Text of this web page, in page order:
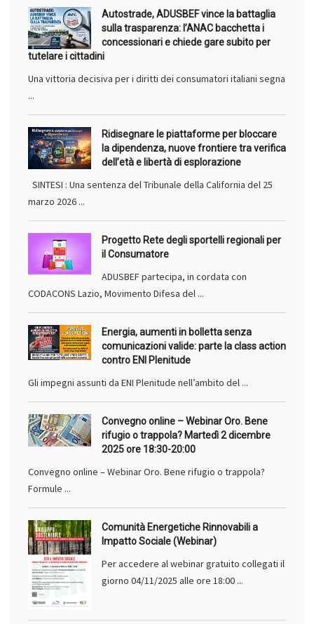
Autostrade, ADUSBEF vince la battaglia
sulla trasparenza: l’ANAC bacchetta i
concessionari e chiede gare subito per
tutelare i cittadini
Una vittoria decisiva per i diritti dei consumatori italiani segna
...
Ridisegnare le piattaforme per bloccare
la dipendenza, nuove frontiere tra verifica
dell’età e libertà di esplorazione
SINTESI : Una sentenza del Tribunale della California del 25
marzo 2026 ...
Progetto Rete degli sportelli regionali per
il Consumatore
ADUSBEF partecipa, in cordata con
CODACONS Lazio, Movimento Difesa del ...
Energia, aumenti in bolletta senza
comunicazioni valide: parte la class action
contro ENI Plenitude
Gli impegni assunti da ENI Plenitude nell’ambito del ...
Convegno online – Webinar Oro. Bene
rifugio o trappola? Martedì 2 dicembre
2025 ore 18:30-20:00
Convegno online – Webinar Oro. Bene rifugio o trappola?
Formule ...
Comunità Energetiche Rinnovabili a
Impatto Sociale (Webinar)
Per accedere al webinar gratuito collegati il
giorno 04/11/2025 alle ore 18:00 ...